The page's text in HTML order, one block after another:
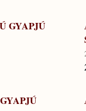
GYAPJÚ